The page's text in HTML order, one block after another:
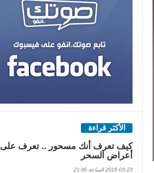
الأكثر قراءة
كيف تعرف أنك مسحور .. تعرف على
أعراض السحر
2018-03-23 الساعة 21:46